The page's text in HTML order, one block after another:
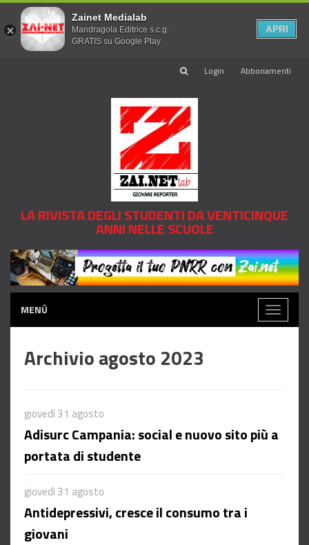
Login Abbonamenti
LA RIVISTA DEGLI STUDENTI DA VENTICINQUE
ANNI NELLE SCUOLE
MENÙ
Toggle
Archivio agosto 2023
giovedì 31 agosto
Adisurc Campania: social e nuovo sito più a
portata di studente
giovedì 31 agosto
Antidepressivi, cresce il consumo tra i
giovani
Zainet Medialab
Mandragola Editrice s.c.g.
GRATIS su Google Play
APRI